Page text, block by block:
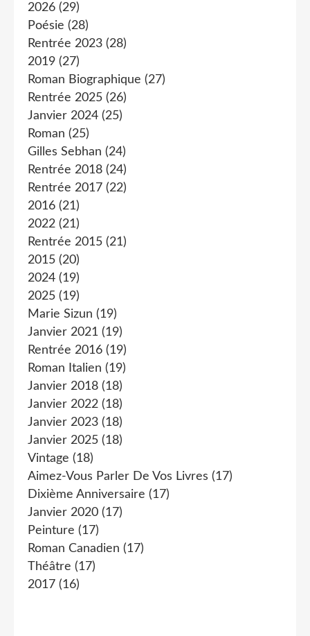
2026 (29)
Poésie (28)
Rentrée 2023 (28)
2019 (27)
Roman Biographique (27)
Rentrée 2025 (26)
Janvier 2024 (25)
Roman (25)
Gilles Sebhan (24)
Rentrée 2018 (24)
Rentrée 2017 (22)
2016 (21)
2022 (21)
Rentrée 2015 (21)
2015 (20)
2024 (19)
2025 (19)
Marie Sizun (19)
Janvier 2021 (19)
Rentrée 2016 (19)
Roman Italien (19)
Janvier 2018 (18)
Janvier 2022 (18)
Janvier 2023 (18)
Janvier 2025 (18)
Vintage (18)
Aimez-Vous Parler De Vos Livres (17)
Dixième Anniversaire (17)
Janvier 2020 (17)
Peinture (17)
Roman Canadien (17)
Théâtre (17)
2017 (16)